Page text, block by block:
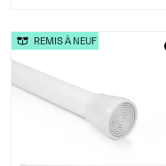
REMIS À NEUF